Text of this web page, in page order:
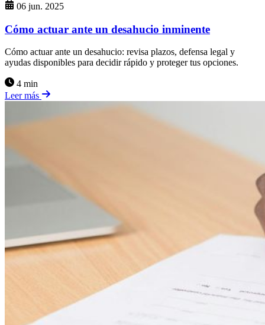
06 jun. 2025
Cómo actuar ante un desahucio inminente
Cómo actuar ante un desahucio: revisa plazos, defensa legal y
ayudas disponibles para decidir rápido y proteger tus opciones.
4 min
Leer más